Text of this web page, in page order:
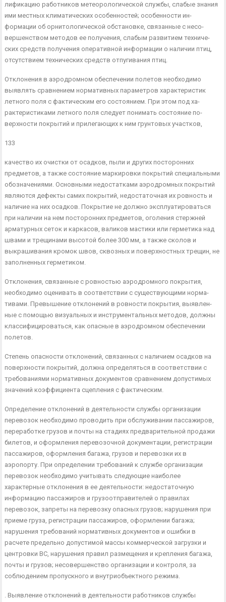
лификацию работников метеорологической службы, слабые зна­ния
ими местных климатических особенностей; особенности ин­
формации об орнитологической обстановке, связанные с несо­
вершенством методов ее получения, слабым развитием техниче­
ских средств получения оперативной информации о наличии птиц,
отсутствием технических средств отпугивания птиц.
Отклонения в аэродромном обеспечении полетов необходимо
выявлять сравнением нормативных параметров характеристик
летного поля с фактическим его состоянием. При этом под ха­
рактеристиками летного поля следует понимать состояние по­
верхности покрытий и прилегающих к ним грунтовых участков,
133
качество их очистки от осадков, пыли и других посторонних
предметов, а также состояние маркировки покрытий специаль­ными
обозначениями. Основными недостатками аэродромных покрытий
являются дефекты самих покрытий, недостаточная их ровность и
наличие на них осадков. Покрытие не должно экс­плуатироваться
при наличии на нем посторонних предметов, оголения стержней
арматурных сеток и каркасов, валиков ма­стики или герметика над
швами и трещинами высотой более 300 мм, а также сколов и
выкрашивания кромок швов, сквоз­ных и поверхностных трещин, не
заполненных герметиком.
Отклонения, связанные с ровностью аэродромного покрытия,
необходимо оценивать в соответствии с существующими норма­
тивами. Превышение отклонений в ровности покрытия, выявлен­
ные с помощью визуальных и инструментальных методов, долж­ны
классифицироваться, как опасные в аэродромном обеспече­нии
полетов.
Степень опасности отклонений, связанных с наличием осад­ков на
поверхности покрытий, должна определяться в соответ­ствии с
требованиями нормативных документов сравнением до­пустимых
значений коэффициента сцепления с фактическим.
Определение отклонений в деятельности службы организа­ции
перевозок необходимо проводить при обслуживании пасса­жиров,
переработке грузов и почты на стадиях предваритель­ной продажи
билетов, и оформления перевозочной документа­ции, регистрации
пассажиров, оформления багажа, грузов и пе­ревозки их в
аэропорту. При определении требований к службе организации
перевозок необходимо учитывать следующие наи­более
характерные отклонения в ее деятельности: недостаточ­ную
информацию пассажиров и грузоотправителей о правилах
перевозок, запреты на перевозку опасных грузов; нарушения при
приеме груза, регистрации пассажиров, оформлении бага­жа;
нарушения требований нормативных документов и ошибки в
расчете предельно допустимой массы коммерческой загрузки и
центровки ВС, нарушения правил размещения и крепления багажа,
почты и грузов; несовершенство организации и контро­ля, за
соблюдением пропускного и внутриобъектного режима.
. Выявление отклонений в деятельности работников службы